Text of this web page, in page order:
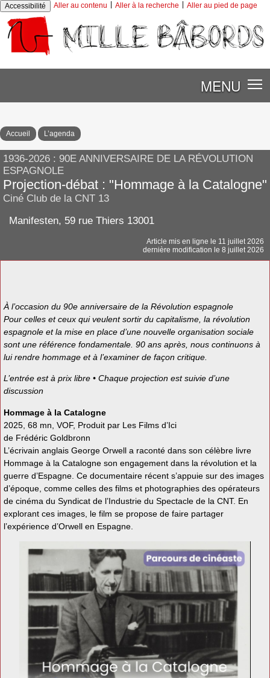
Accessibilité Aller au contenu Aller à la recherche Aller au pied de page
MENU
Accueil L’agenda
1936-2026 : 90E ANNIVERSAIRE DE LA RÉVOLUTION
ESPAGNOLE
Projection-débat : "Hommage à la Catalogne"
Ciné Club de la CNT 13
Manifesten, 59 rue Thiers 13001
Article mis en ligne le 11 juillet 2026
dernière modification le 8 juillet 2026
À l’occasion du 90e anniversaire de la Révolution espagnole
Pour celles et ceux qui veulent sortir du capitalisme, la révolution
espagnole et la mise en place d’une nouvelle organisation sociale
sont une référence fondamentale. 90 ans après, nous continuons à
lui rendre hommage et à l’examiner de façon critique.
L’entrée est à prix libre • Chaque projection est suivie d’une
discussion
Hommage à la Catalogne
2025, 68 mn, VOF, Produit par Les Films d’Ici
de Frédéric Goldbronn
L’écrivain anglais George Orwell a raconté dans son célèbre livre
Hommage à la Catalogne son engagement dans la révolution et la
guerre d’Espagne. Ce documentaire récent s’appuie sur des images
d’époque, comme celles des films et photographies des opérateurs
de cinéma du Syndicat de l’Industrie du Spectacle de la CNT. En
explorant ces images, le film se propose de faire partager
l’expérience d’Orwell en Espagne.